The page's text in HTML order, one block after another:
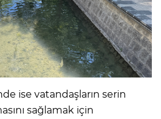
ise vatandaşların serin
sağlamak için